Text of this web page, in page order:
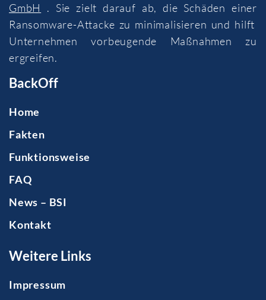
GmbH
. Sie zielt darauf ab, die Schäden einer
Ransomware-Attacke zu minimalisieren und hilft
Unternehmen vorbeugende Maßnahmen zu
ergreifen.
BackOff
Home
Fakten
Funktionsweise
FAQ
News – BSI
Kontakt
Weitere Links
Impressum